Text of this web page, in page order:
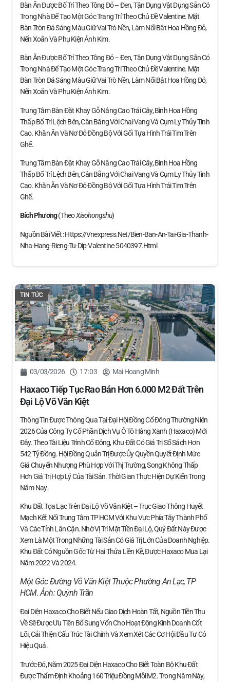
Bàn Ăn Được Bố Trí Theo Tông Đỏ – Đen, Tận Dụng Vật Dụng Sẵn Có
Trong Nhà Để Tạo Một Góc Trang Trí Theo Chủ Đề Valentine. Mặt
Bàn Tròn Đá Sáng Màu Giữ Vai Trò Nền, Làm Nổi Bật Hoa Hồng Đỏ,
Nến Xoắn Và Phụ Kiện Ánh Kim.
Bàn Ăn Được Bố Trí Theo Tông Đỏ – Đen, Tận Dụng Vật Dụng Sẵn Có
Trong Nhà Để Tạo Một Góc Trang Trí Theo Chủ Đề Valentine. Mặt
Bàn Tròn Đá Sáng Màu Giữ Vai Trò Nền, Làm Nổi Bật Hoa Hồng Đỏ,
Nến Xoắn Và Phụ Kiện Ánh Kim.
Trung Tâm Bàn Đặt Khay Gỗ Nâng Cao Trái Cây, Bình Hoa Hồng
Thấp Bố Trí Lệch Bên, Cân Bằng Với Chai Vang Và Cụm Ly Thủy Tinh
Cao. Khăn Ăn Và Nơ Đỏ Đồng Bộ Với Gối Tựa Hình Trái Tim Trên
Ghế.
Trung Tâm Bàn Đặt Khay Gỗ Nâng Cao Trái Cây, Bình Hoa Hồng
Thấp Bố Trí Lệch Bên, Cân Bằng Với Chai Vang Và Cụm Ly Thủy Tinh
Cao. Khăn Ăn Và Nơ Đỏ Đồng Bộ Với Gối Tựa Hình Trái Tim Trên
Ghế.
Bích Phương(theoXiaohongshu)
Nguồn Bài Viết : Https://vnexpress.net/bien-Ban-An-Tai-Gia-Thanh-
Nha-Hang-Rieng-Tu-Dip-Valentine-5040397.html
TIN TỨC
03/03/2026 17:03 Mai Hoang Minh
Haxaco Tiếp Tục Rao Bán Hơn 6.000 M2 Đất Trên
Đại Lộ Võ Văn Kiệt
Thông Tin Được Thông Qua Tại Đại Hội Đồng Cổ Đông Thường Niên
2026 Của Công Ty Cổ Phần Dịch Vụ Ô Tô Hàng Xanh (Haxaco) Mới
Đây. Theo Tài Liệu Trình Cổ Đông, Khu Đất Có Giá Trị Sổ Sách Hơn
542 Tỷ Đồng. Hội Đồng Quản Trị Được Ủy Quyền Quyết Định Mức
Giá Chuyển Nhượng Phù Hợp Với Thị Trường, Song Không Thấp
Hơn Giá Trị Hợp Lý Của Tài Sản. Thời Gian Thực Hiện Dự Kiến Trong
Năm Nay.
Khu Đất Tọa Lạc Trên Đại Lộ Võ Văn Kiệt – Trục Giao Thông Huyết
Mạch Kết Nối Trung Tâm TP HCM Với Khu Vực Phía Tây Thành Phố
Và Các Tỉnh Lân Cận. Nhờ Vị Trí Mặt Tiền Đại Lộ, Quỹ Đất Này Được
Xem Là Một Trong Những Tài Sản Có Giá Trị Lớn Của Doanh Nghiệp.
Khu Đất Có Nguồn Gốc Từ Hai Thửa Liền Kề, Được Haxaco Mua Lại
Năm 2022 Và 2024.
Một Góc Đường Võ Văn Kiệt Thuộc Phường An Lạc, TP
HCM. Ảnh:Quỳnh Trần
Đại Diện Haxaco Cho Biết Nếu Giao Dịch Hoàn Tất, Nguồn Tiền Thu
Về Sẽ Được Ưu Tiên Bổ Sung Vốn Cho Hoạt Động Kinh Doanh Cốt
Lõi, Cải Thiện Cấu Trúc Tài Chính Và Xem Xét Các Cơ Hội Đầu Tư Có
Hiệu Quả.
Trước Đó, Năm 2025 Đại Diện Haxaco Cho Biết Toàn Bộ Khu Đất
Được Thẩm Định Khoảng 160 Triệu Đồng Mỗi M2. Trong Năm Này,